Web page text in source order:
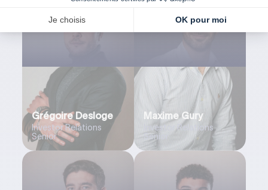
Grégoire Desloge
Investor Relations
Senior
Maxime Gury
Investor Relations
Senior